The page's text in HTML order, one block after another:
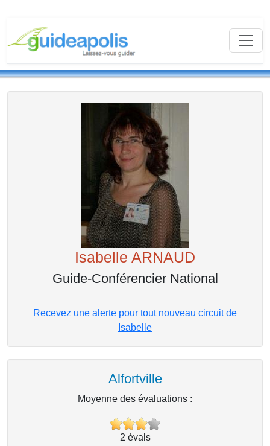
Isabelle ARNAUD
Guide-Conférencier National
Recevez une alerte pour tout nouveau circuit de
Isabelle
Alfortville
Moyenne des évaluations :
2 évals